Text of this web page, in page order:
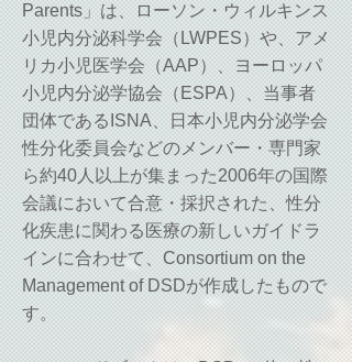
Parents」は、ローソン・ウィルキンス
小児内分泌科学会（LWPES）や、アメ
リカ小児医学会（AAP）、ヨーロッパ
小児内分泌学協会（ESPA）、当事者
団体であるISNA、日本小児内分泌学会
性分化委員会などのメンバー・専門家
ら約40人以上が集まった2006年の国際
会議において合意・採択された、性分
化疾患に関わる医療の新しいガイドラ
インに合わせて、Consortium on the
Management of DSDが作成したもので
す。